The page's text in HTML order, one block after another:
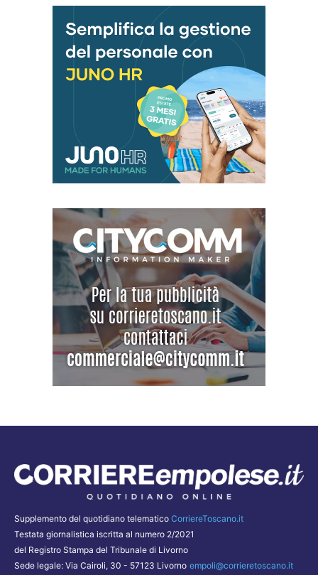
Supplemento del quotidiano telematico CorriereToscano.it
Testata giornalistica iscritta al numero 2/2021
del Registro Stampa del Tribunale di Livorno
Sede legale: Via Cairoli, 30 - 57123 Livorno empoli@corrieretoscano.it